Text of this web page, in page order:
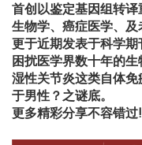
首创以鉴定基因组转
生物学、 癌症医学、及
更于近期发表于科学期
困扰医学界数十年的生
湿性关节炎这类自体免
于男性？之谜底。
更多精彩分享不容错过